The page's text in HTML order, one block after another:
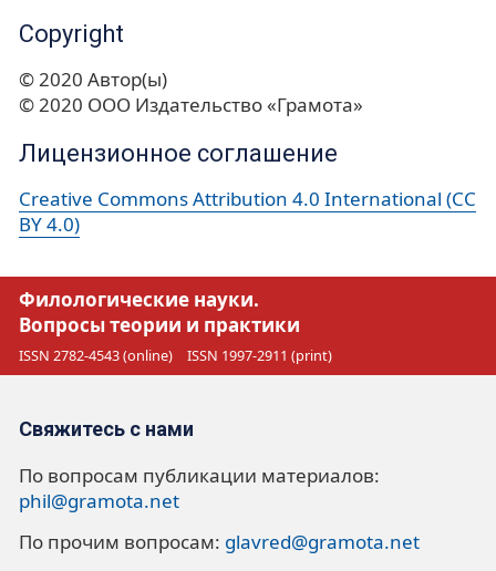
Copyright
© 2020 Автор(ы)
© 2020 ООО Издательство «Грамота»
Лицензионное соглашение
Creative Commons Attribution 4.0 International (CC
BY 4.0)
Филологические науки.
Вопросы теории и практики
ISSN 2782-4543 (online) ISSN 1997-2911 (print)
Свяжитесь с нами
По вопросам публикации материалов:
phil@gramota.net
По прочим вопросам: glavred@gramota.net